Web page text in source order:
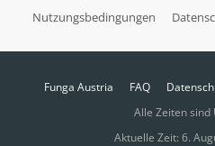
Nutzungsbedingungen
Funga Austria FAQ
Alle Zeiten sind
Aktuelle Zeit: 6.